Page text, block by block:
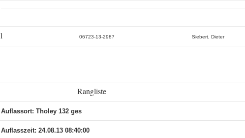
1 06723-13-2987 Siebert, Dieter
Rangliste
Auflassort: Tholey 132 ges
Auflasszeit: 24.08.13 08:40:00